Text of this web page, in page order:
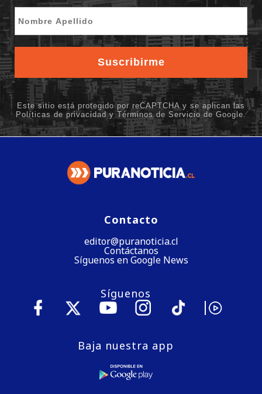
Contacto
editor@puranoticia.cl
Contáctanos
Síguenos en Google News
Síguenos
Baja nuestra app